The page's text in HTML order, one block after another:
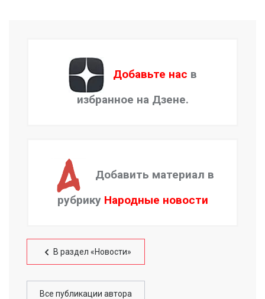
Добавьте нас в
избранное на Дзене.
Добавить материал в
рубрику Народные новости
В раздел «Новости»
Все публикации автора